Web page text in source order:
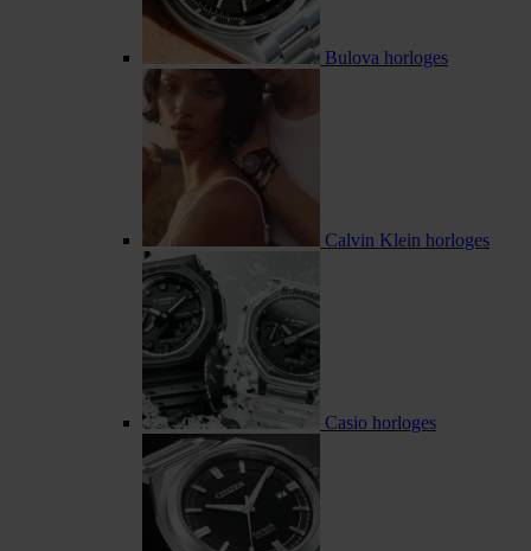
Bulova horloges
Calvin Klein horloges
Casio horloges